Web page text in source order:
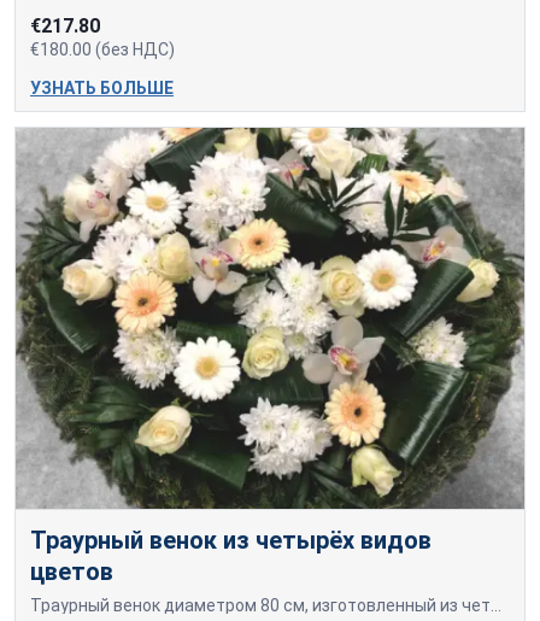
€217.80
€180.00 (без НДС)
УЗНАТЬ БОЛЬШЕ
Траурный венок из четырёх видов
цветов